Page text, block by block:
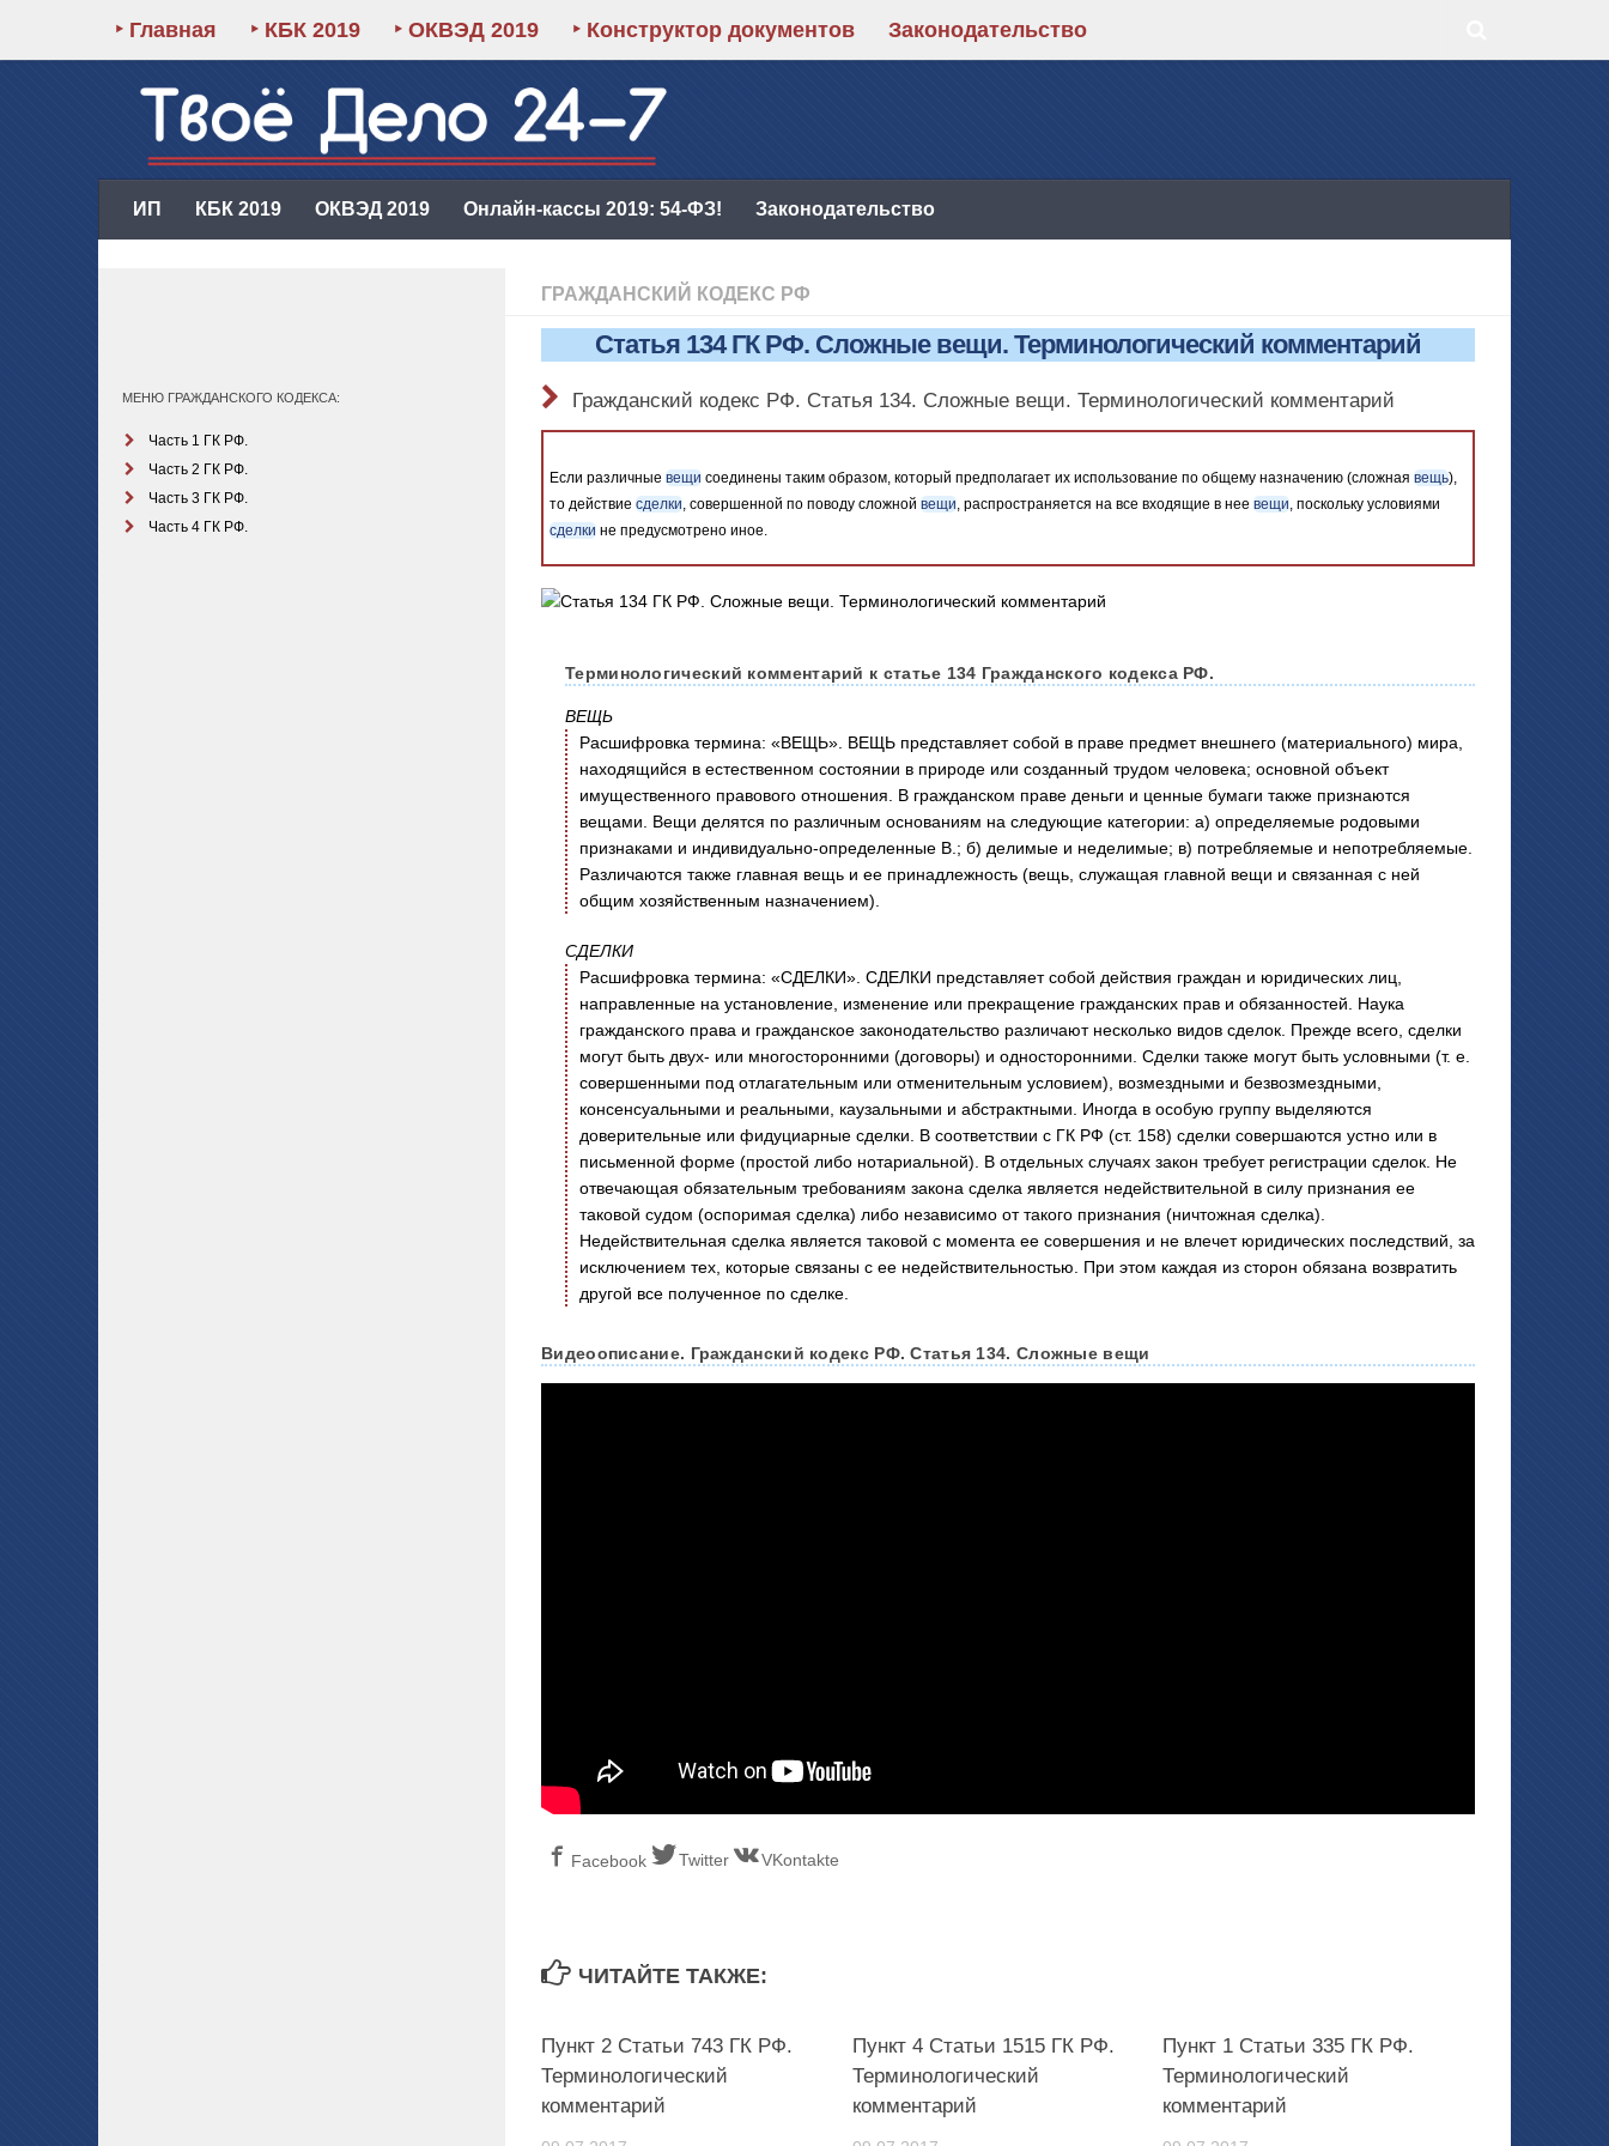
‣ Главная ‣ КБК 2019 ‣ ОКВЭД 2019 ‣ Конструктор документов Законодательство
ИП КБК 2019 ОКВЭД 2019 Онлайн-кассы 2019: 54-ФЗ! Законодательство
ГРАЖДАНСКИЙ КОДЕКС РФ
Статья 134 ГК РФ. Сложные вещи. Терминологический комментарий
Гражданский кодекс РФ. Статья 134. Сложные вещи. Терминологический комментарий
Если различные вещи соединены таким образом, который предполагает их использование по общему назначению (сложная вещь),
то действие сделки, совершенной по поводу сложной вещи, распространяется на все входящие в нее вещи, поскольку условиями
сделки не предусмотрено иное.
Терминологический комментарий к статье 134 Гражданского кодекса РФ.
ВЕЩЬ
Расшифровка термина: «ВЕЩЬ». ВЕЩЬ представляет собой в праве предмет внешнего (материального) мира,
находящийся в естественном состоянии в природе или созданный трудом человека; основной объект
имущественного правового отношения. В гражданском праве деньги и ценные бумаги также признаются
вещами. Вещи делятся по различным основаниям на следующие категории: а) определяемые родовыми
признаками и индивидуально-определенные В.; б) делимые и неделимые; в) потребляемые и непотребляемые.
Различаются также главная вещь и ее принадлежность (вещь, служащая главной вещи и связанная с ней
общим хозяйственным назначением).
СДЕЛКИ
Расшифровка термина: «СДЕЛКИ». СДЕЛКИ представляет собой действия граждан и юридических лиц,
направленные на установление, изменение или прекращение гражданских прав и обязанностей. Наука
гражданского права и гражданское законодательство различают несколько видов сделок. Прежде всего, сделки
могут быть двух- или многосторонними (договоры) и односторонними. Сделки также могут быть условными (т. е.
совершенными под отлагательным или отменительным условием), возмездными и безвозмездными,
консенсуальными и реальными, каузальными и абстрактными. Иногда в особую группу выделяются
доверительные или фидуциарные сделки. В соответствии с ГК РФ (ст. 158) сделки совершаются устно или в
письменной форме (простой либо нотариальной). В отдельных случаях закон требует регистрации сделок. Не
отвечающая обязательным требованиям закона сделка является недействительной в силу признания ее
таковой судом (оспоримая сделка) либо независимо от такого признания (ничтожная сделка).
Недействительная сделка является таковой с момента ее совершения и не влечет юридических последствий, за
исключением тех, которые связаны с ее недействительностью. При этом каждая из сторон обязана возвратить
другой все полученное по сделке.
Видеоописание. Гражданский кодекс РФ. Статья 134. Сложные вещи
Facebook Twitter VKontakte
ЧИТАЙТЕ ТАКЖЕ:
Пункт 2 Статьи 743 ГК РФ.
Терминологический
комментарий
Пункт 4 Статьи 1515 ГК РФ.
Терминологический
комментарий
Пункт 1 Статьи 335 ГК РФ.
Терминологический
комментарий
МЕНЮ ГРАЖДАНСКОГО КОДЕКСА:
Часть 1 ГК РФ.
Часть 2 ГК РФ.
Часть 3 ГК РФ.
Часть 4 ГК РФ.